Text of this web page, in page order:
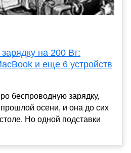
на 200 Вт:
и еще 6 устройств
беспроводную зарядку,
осени, и она до сих
Но одной подставки